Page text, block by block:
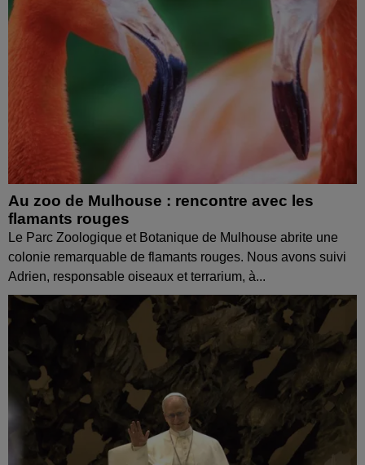
Au zoo de Mulhouse : rencontre avec les
flamants rouges
Le Parc Zoologique et Botanique de Mulhouse abrite une
colonie remarquable de flamants rouges. Nous avons suivi
Adrien, responsable oiseaux et terrarium, à...